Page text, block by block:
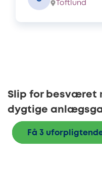
Toftlund
Slip for besværet
dygtige
Få 3